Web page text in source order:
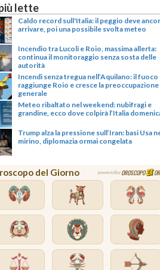
lette
Caldo record sull'Italia: il peggio deve
arrivare, poi una possibile svolta meteo
Incendio tra Lucoli e Roio, massima allerta:
continua il monitoraggio senza sosta delle
autorità
Incendi senza tregua nell’Aquilano: il fuoco
raggiunge Roio e cresce la preoccupazione
generale
Meteo ribaltato nel weekend: nubifragi e
grandine, ecco dove colpirà l’Italia
Trump alza la pressione sull’Iran: basi Usa
mirino, diplomazia ormai congelata
del Giorno powered by OROSCOPO